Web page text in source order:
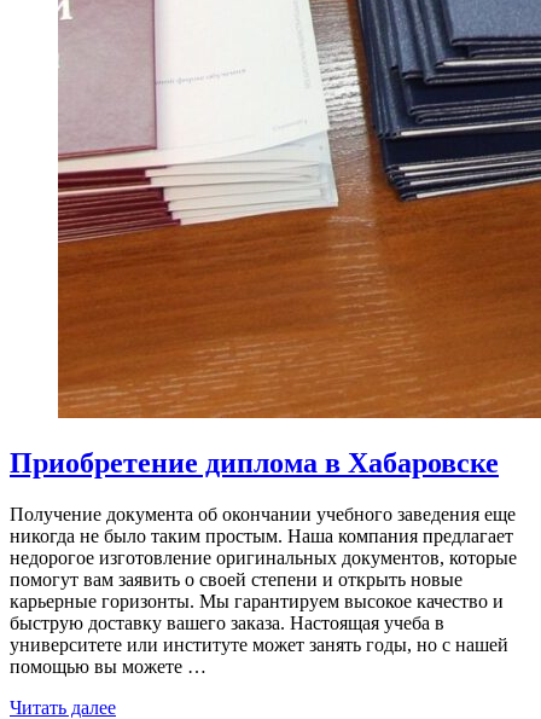
Приобретение диплома в Хабаровске
Получение документа об окончании учебного заведения еще
никогда не было таким простым. Наша компания предлагает
недорогое изготовление оригинальных документов, которые
помогут вам заявить о своей степени и открыть новые
карьерные горизонты. Мы гарантируем высокое качество и
быструю доставку вашего заказа. Настоящая учеба в
университете или институте может занять годы, но с нашей
помощью вы можете …
Читать далее